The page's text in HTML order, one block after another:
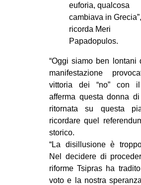
MEDIO ORIENTE
EVENTI
in
Fb
tw
ms
euforia, qualcosa
cambiava in Grecia”,
ricorda Meri
Papadopulos.
“Oggi siamo ben lontani
manifestazione
vittoria dei “no” con il
afferma questa donna
ritornata su questa
ricordare quel
storico.
“La disillusione è
Nel decidere di
riforme Tsipras ha
voto e la nostra